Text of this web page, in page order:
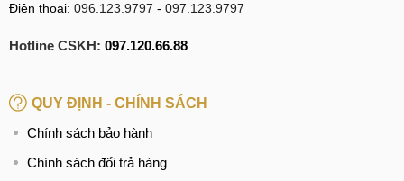
Điện thoại: 096.123.9797 - 097.123.9797
Hotline CSKH: 097.120.66.88
QUY ĐỊNH - CHÍNH SÁCH
Chính sách bảo hành
Chính sách đổi trả hàng